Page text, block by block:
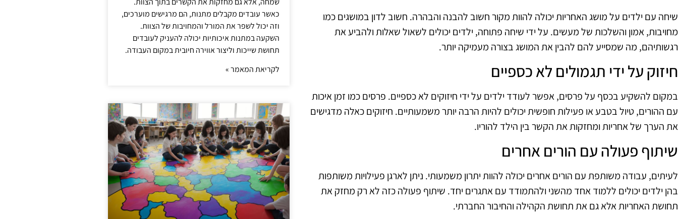
שיחה עם ילדים על מושג האחריות יכולה להוות מקור חשוב להבנה והבהרה. חשוב לדון במושגים כמו
מחויבות, אמון והשלכות של מעשים. על ידי שיחה פתוחה, ילדים יכולים לשאול שאלות ולהביע את
רגשותיהם, מה שמסייע להם להבין את המושג בצורה מעמיקה יותר.
חיזוק על ידי תגמולים לא כספיים
במקום להשקיע בכסף על פרסים, אפשר לעודד ילדים על ידי חיזוקים לא כספיים. פרסים כמו זמן איכות
עם ההורים, טיול בטבע או פעילות חופשית יכולים להיות הרבה יותר משמעותיים. חיזוקים כאלה מדגישים
את הערך של אחריות ומחזקות את הקשר בין הילד להוריו.
שיתוף פעולה עם הורים אחרים
לעיתים, עבודה משותפת עם הורים אחרים יכולה להוות יתרון משמעותי. ניתן לארגן פעילויות משותפות
בהן ילדים יכולים ללמוד אחד מהשני ולהתמודד עם אתגרים יחד. שיתוף פעולה כזה לא רק מחזק את
תחושת האחריות אלא גם את תחושת הקהילה והחיבור החברתי.
כאשר עובדים מקבלים מתנות, הם מרגישים מוערכים,
וזה יכול לשפר את המורל והמחויבות של הצוות.
השקעה במתנות איכותיות יכולה להעניק לעובדים
תחושת שייכות וליצור אווירה חיובית במקום העבודה.
לקריאת המאמר »